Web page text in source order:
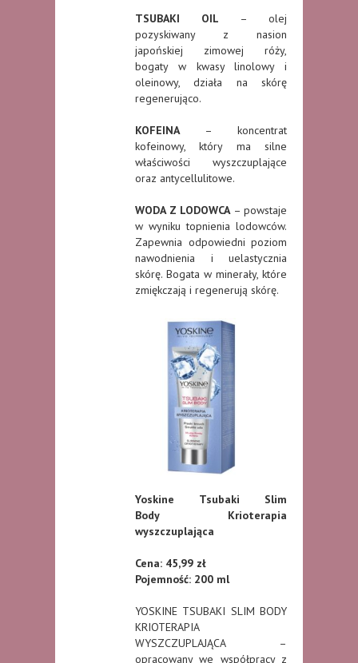
TSUBAKI OIL – olej
pozyskiwany z nasion
japońskiej zimowej róży,
bogaty w kwasy linolowy i
oleinowy, działa na skórę
regenerująco.
KOFEINA– koncentrat
kofeinowy, który ma silne
właściwości wyszczuplające
oraz antycellulitowe.
WODA Z LODOWCA– powstaje
w wyniku topnienia lodowców.
Zapewnia odpowiedni poziom
nawodnienia i uelastycznia
skórę. Bogata w minerały, które
zmiękczają i regenerują skórę.
Yoskine Tsubaki Slim
Body Krioterapia
wyszczuplająca
Cena: 45,99 zł
Pojemność: 200 ml
YOSKINE TSUBAKI SLIM BODY
KRIOTERAPIA
WYSZCZUPLAJĄCA –
opracowany we współpracy z